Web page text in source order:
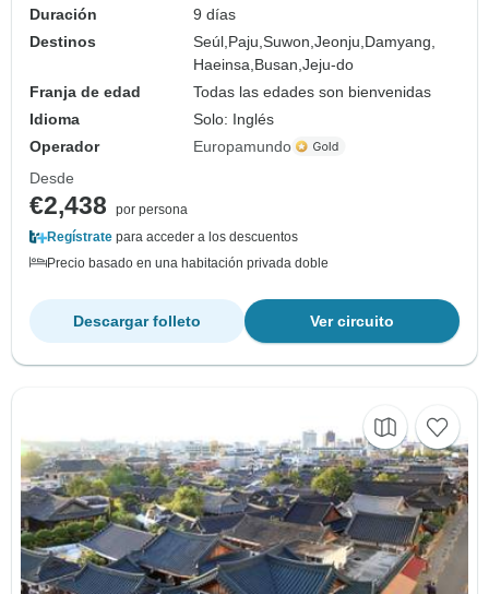
Duración
9 días
Destinos
Seúl, Paju,Suwon,Jeonju, Damyang,
Haeinsa, Busan,Jeju-do
Franja de edad
Todas las edades son bienvenidas
Idioma
Solo: Inglés
Operador
Europamundo
Desde
€2,438
por persona
Regístrate para acceder a los descuentos
Precio basado en una habitación privada doble
Ver circuito
Descargar folleto